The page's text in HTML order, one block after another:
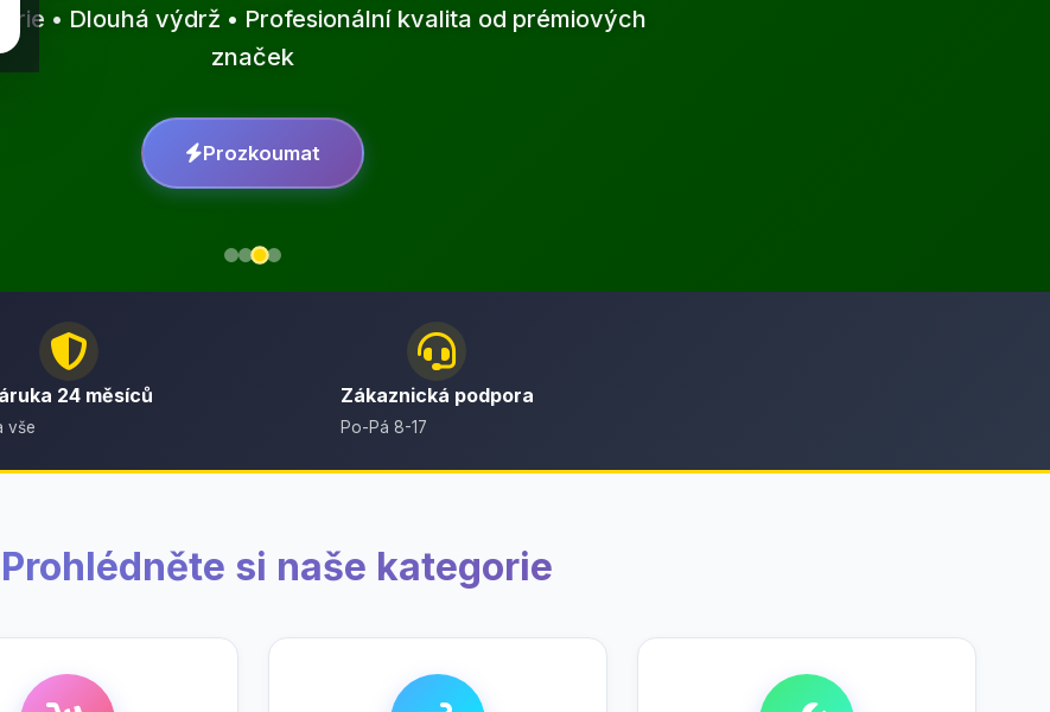
• Dlouhá výdrž • Profesionální kvalita od prémiových
značek
Prozkoumat
24 měsíců
vše
Zákaznická podpora
Po-Pá 8-17
Prohlédněte si naše kategorie